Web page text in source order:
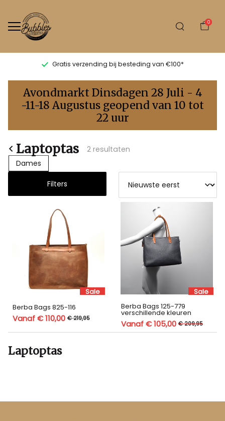
0
Gratis verzending bij besteding van €100*
Laptoptas
Bubbles
Sluis
Avondmarkt Dinsdagen 28 Juli - 4
-11-18 Augustus geopend van 10 tot
22 uur
Laptoptas
2 resultaten
Dames
Filters
Sale
Berba Bags 825-116
Vanaf € 110,00 € 219,95
Sale
Berba Bags 125-779
verschillende kleuren
Vanaf € 105,00 € 209,95
Laptoptas